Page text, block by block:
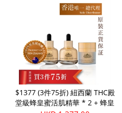
$1377 (3件75折) 紐西蘭 THC殿
堂級蜂皇蜜活肌精華 * 2 + 蜂皇